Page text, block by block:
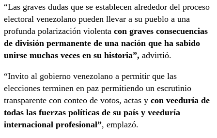
“Las graves dudas que se establecen alrededor del proceso
electoral venezolano pueden llevar a su pueblo a una
profunda polarización violenta con graves consecuencias
de división permanente de una nación que ha sabido
unirse muchas veces en su historia”, advirtió.
“Invito al gobierno venezolano a permitir que las
elecciones terminen en paz permitiendo un escrutinio
transparente con conteo de votos, actas y con veeduría de
todas las fuerzas políticas de su país y veeduría
internacional profesional”, emplazó.